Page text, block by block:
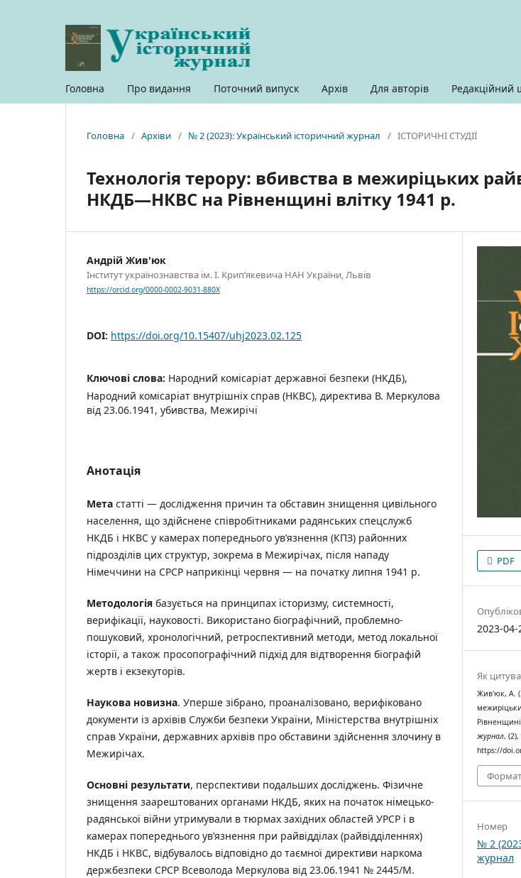
Головна Про видання Поточний випуск Архів Для авторів Редакційний
Головна / Архіви / № 2 (2023): Український історичний журнал / ІСТОРИЧНІ СТУДІЇ
Технологія терору: вбивства в межиріцьких
НКДБ—НКВС на Рівненщині влітку 1941 р.
Андрій Жив'юк
Інститут українознавства ім. І. Крип’якевича НАН України, Львів
https://orcid.org/0000-0002-9031-880X
DOI: https://doi.org/10.15407/uhj2023.02.125
Ключові слова: Народний комісаріат державної безпеки (НКДБ),
Народний комісаріат внутрішніх справ (НКВС), директива В. Меркулова
від 23.06.1941, убивства, Межирічі
Анотація
Мета статті — дослідження причин та обставин знищення цивільного
населення, що здійснене співробітниками радянських спецслужб
НКДБ і НКВС у камерах попереднього ув’язнення (КПЗ) районних
підрозділів цих структур, зокрема в Межирічах, після нападу
Німеччини на СРСР наприкінці червня — на початку липня 1941 р.
Методологія базується на принципах історизму, системності,
верифікації, науковості. Використано біографічний, проблемно-
пошуковий, хронологічний, ретроспективний методи, метод локальної
історії, а також просопографічний підхід для відтворення біографій
жертв і екзекуторів.
Наукова новизна. Уперше зібрано, проаналізовано, верифіковано
документи із архівів Служби безпеки України, Міністерства внутрішніх
справ України, державних архівів про обставини здійснення злочину в
Межирічах.
Основні результати, перспективи подальших досліджень. Фізичне
знищення заарештованих органами НКДБ, яких на початок німецько-
радянської війни утримували в тюрмах західних областей УРСР і в
камерах попереднього ув’язнення при райвідділах (райвідділеннях)
НКДБ і НКВС, відбувалось відповідно до таємної директиви наркома
держбезпеки СРСР Всеволода Меркулова від 23.06.1941 № 2445/М.
PDF
2023-04-
Як
Жив'юк, А.
журнал, (2),
https://
Номер
№ 2
журнал